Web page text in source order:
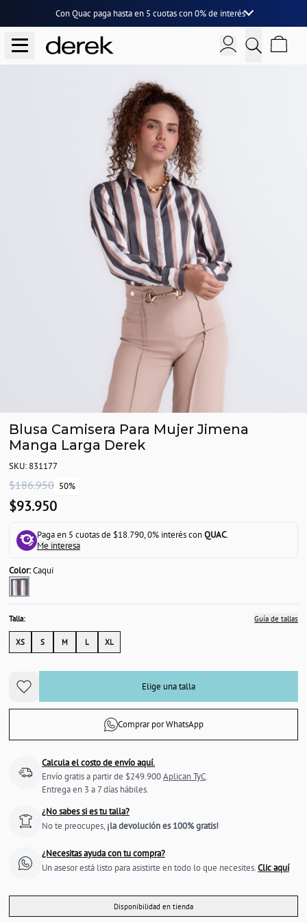
Con Quac paga hasta en 5 cuotascon0% de interés
Blusa Camisera Para Mujer Jimena
Manga Larga Derek
SKU: 831177
$186.950 50%
$93.950
Paga en 5 cuotas de $18.790, 0% interés conQUAC.
Me interesa
Color:Caqui
Talla: Guía de tallas
XS S M L XL
Elige una talla
Comprar por WhatsApp
Calcula el costo de envío aquí.
Envío gratis a partir de $249.900Aplican TyC.
Entrega en 3 a 7 días hábiles.
¿No sabes si es tu talla?
No te preocupes, ¡la devolución es 100% gratis!
¿Necesitas ayuda con tu compra?
Un asesor está listo para asistirte en todo lo que necesites.Clic aquí
Disponibilidad en tienda